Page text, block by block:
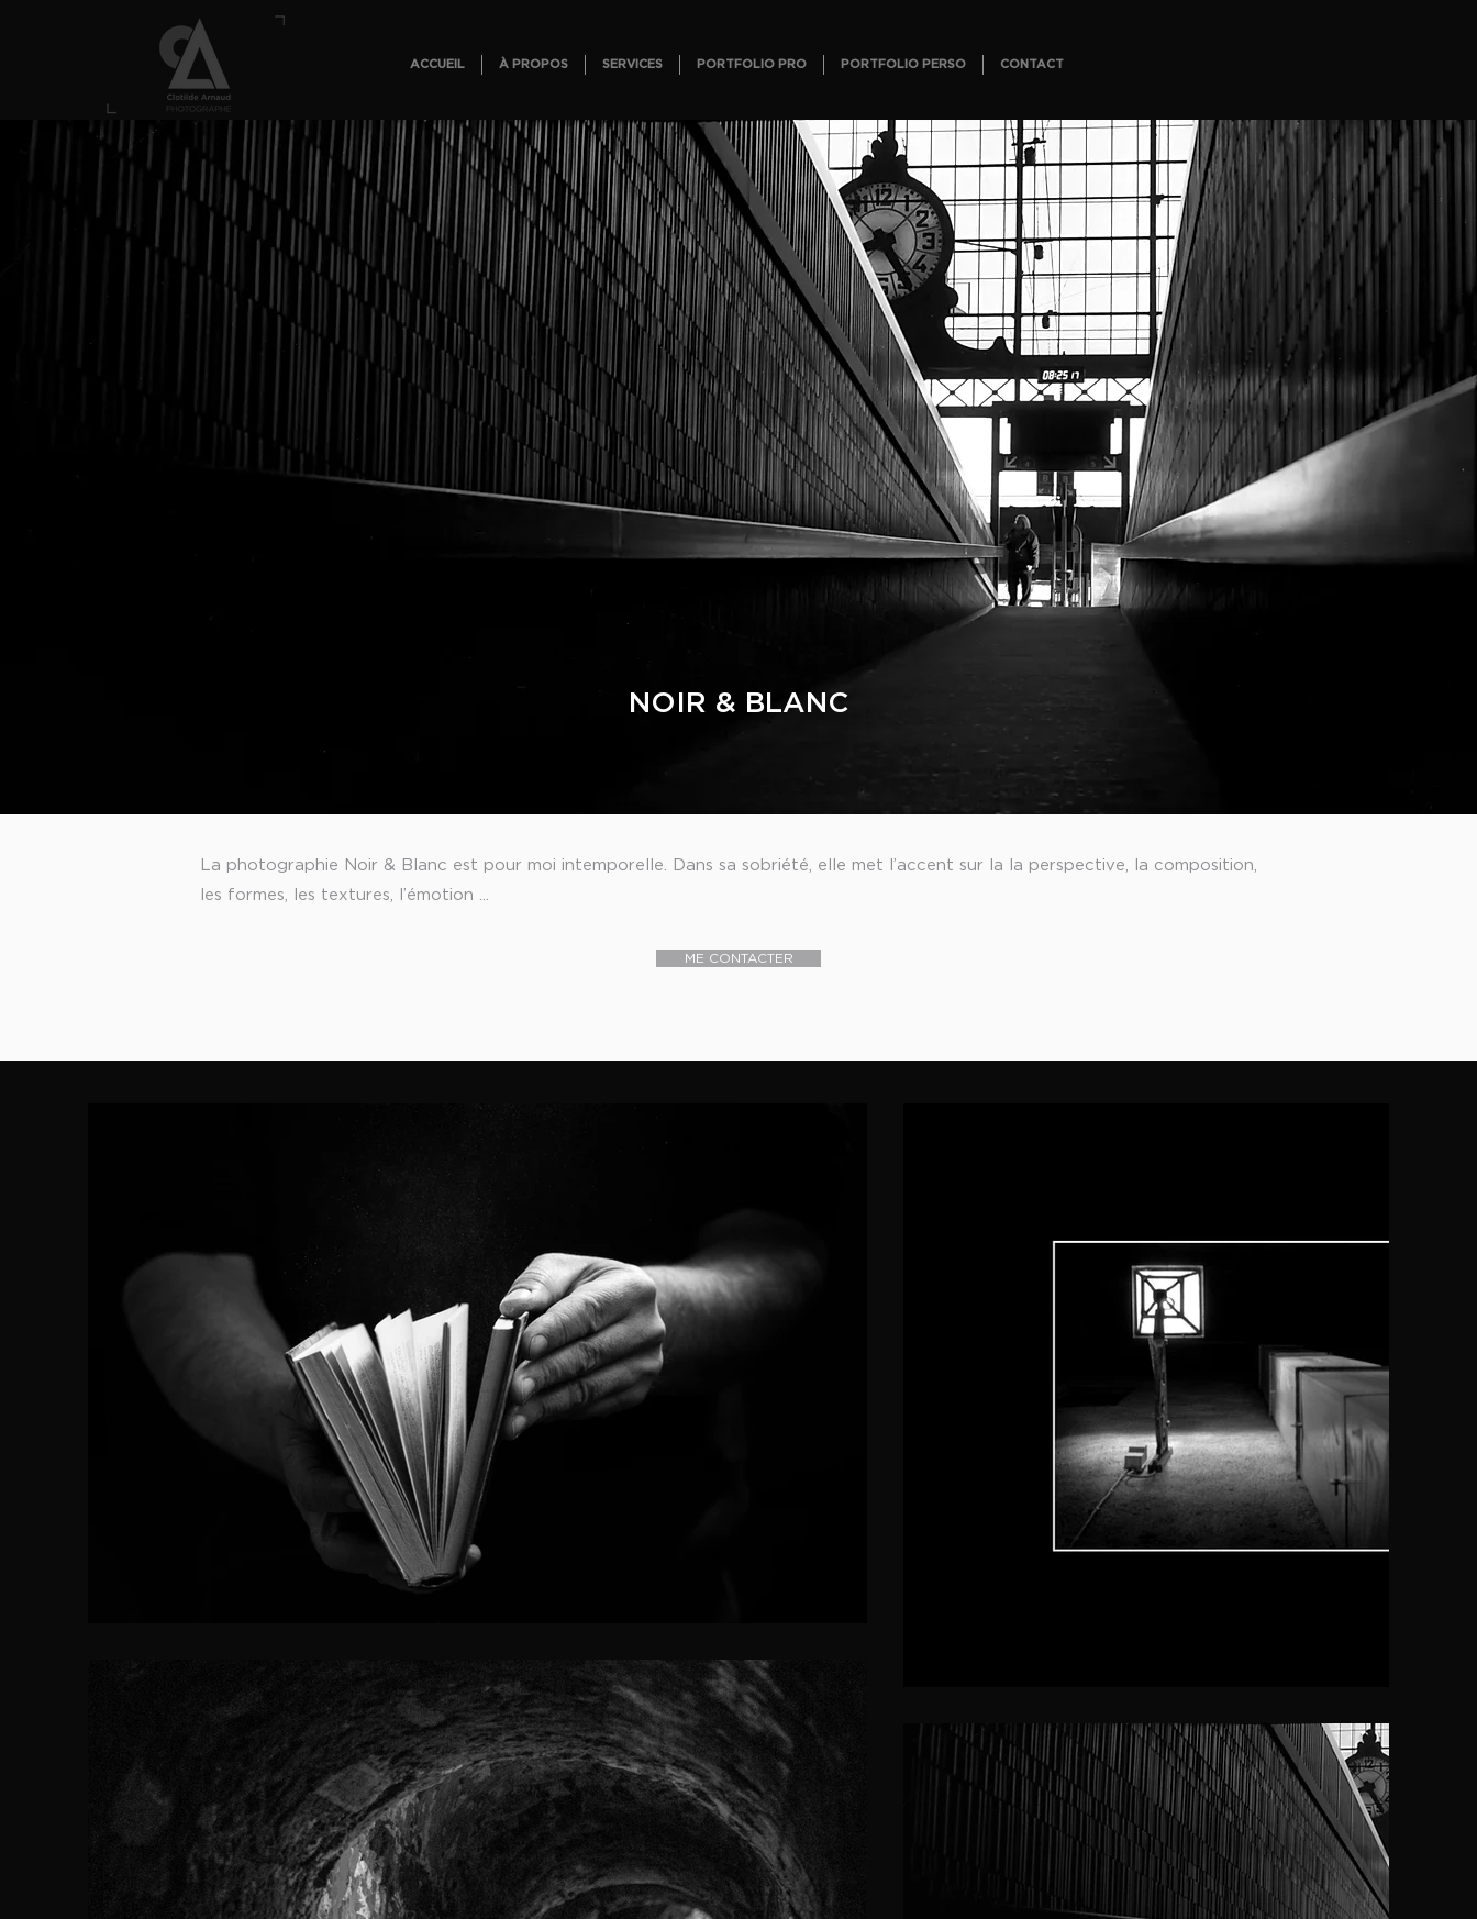
ACCUEIL À PROPOS SERVICES PORTFOLIO PRO PORTFOLIO PERSO CONTACT
NOIR & BLANC
La photographie Noir & Blanc est pour moi intemporelle. Dans sa sobriété, elle met l’accent sur la la perspective, la composition,
les formes, les textures, l’émotion ...
ME CONTACTER